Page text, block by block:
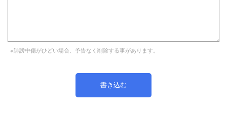
※誹謗中傷がひどい場合、予告なく削除する事があります。